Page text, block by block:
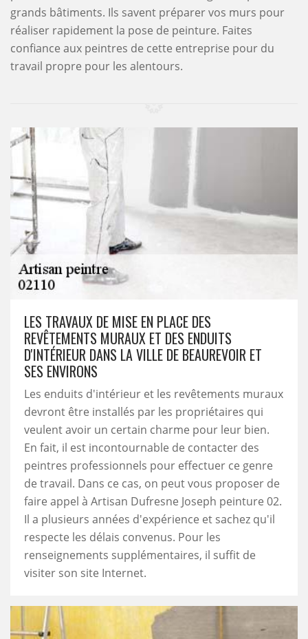
grands bâtiments. Ils savent préparer vos murs pour
réaliser rapidement la pose de peinture. Faites
confiance aux peintres de cette entreprise pour du
travail propre pour les alentours.
LES TRAVAUX DE MISE EN PLACE DES
REVÊTEMENTS MURAUX ET DES ENDUITS
D'INTÉRIEUR DANS LA VILLE DE BEAUREVOIR ET
SES ENVIRONS
Les enduits d'intérieur et les revêtements muraux
devront être installés par les propriétaires qui
veulent avoir un certain charme pour leur bien.
En fait, il est incontournable de contacter des
peintres professionnels pour effectuer ce genre
de travail. Dans ce cas, on peut vous proposer de
faire appel à Artisan Dufresne Joseph peinture 02.
Il a plusieurs années d'expérience et sachez qu'il
respecte les délais convenus. Pour les
renseignements supplémentaires, il suffit de
visiter son site Internet.